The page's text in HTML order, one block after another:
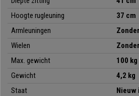
Stapelbaar model
• Gemak voor een onverslaanbare prijs
•Ideaal voor conferentieruimtes
Bijzonder sterk: stalen frame met 4 grijze
• Ergonomisch en zeer comfortabel
Hoogte rugleuning
37 cm
Armleuningen
Wielen
Max. gewicht
100 kg
Gewicht
4,2 kg
Staat